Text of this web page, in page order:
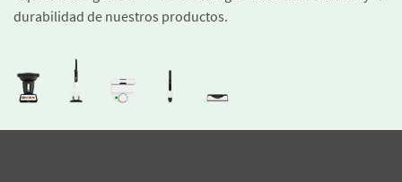
durabilidad de nuestros productos.